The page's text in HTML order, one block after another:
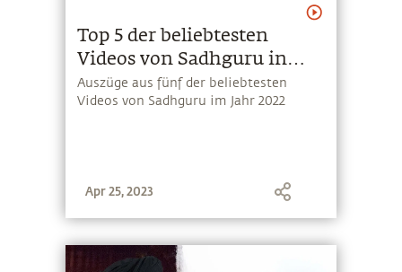
Top 5 der beliebtesten
Videos von Sadhguru in
2022
Auszüge aus fünf der beliebtesten
Videos von Sadhguru im Jahr 2022
Apr 25, 2023